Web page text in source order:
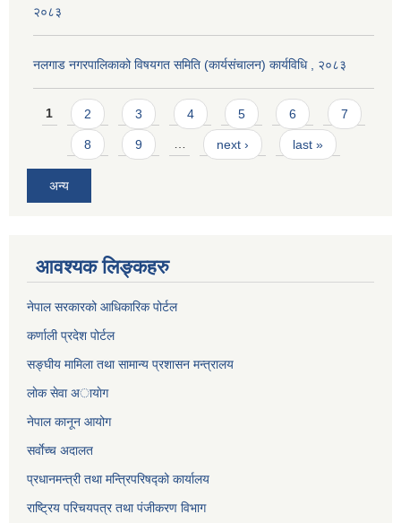
२०८३
नलगाड नगरपालिकाको विषयगत समिति (कार्यसंचालन) कार्यविधि , २०८३
Pages
1 2 3 4 5 6 7
8 9 … next › last »
अन्य
आवश्यक लिङ्कहरु
नेपाल सरकारको आधिकारिक पोर्टल
कर्णाली प्रदेश पोर्टल
सङ्घीय मामिला तथा सामान्य प्रशासन मन्त्रालय
लाेक सेवा अायाेग
नेपाल कानून आयोग
सर्वाेच्च अदालत
प्रधानमन्त्री तथा मन्त्रिपरिषद्को कार्यालय
राष्ट्रिय परिचयपत्र तथा पंजीकरण विभाग